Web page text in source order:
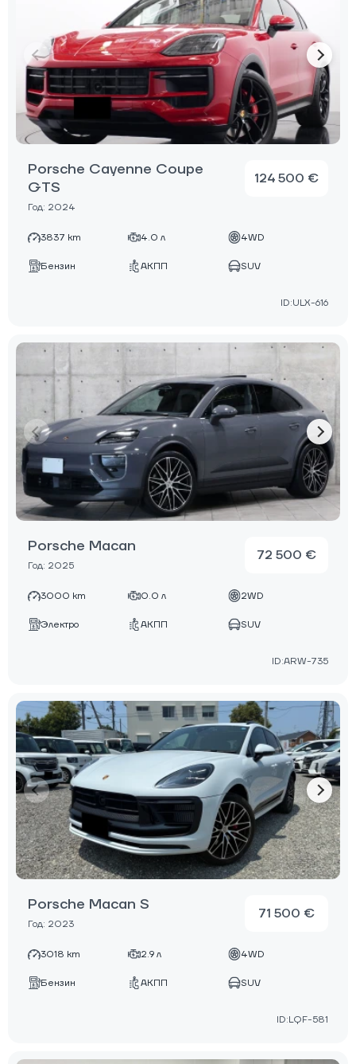
Porsche Cayenne Coupe
GTS
Год: 2024
124 500 €
3837 km 4.0 л 4WD
Бензин АКПП SUV
ID:ULX-616
Porsche Macan
Год: 2025
72 500 €
3000 km 0.0 л 2WD
Электро АКПП SUV
ID:ARW-735
Porsche Macan S
Год: 2023
71 500 €
3018 km 2.9 л 4WD
Бензин АКПП SUV
ID:LQF-581